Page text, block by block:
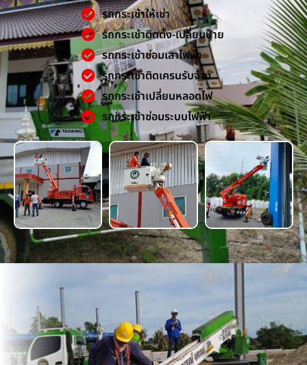
รถกระเช้าให้เช่า
รถกระเช้าติดตั้ง-เปลี่ยนป้าย
รถกระเช้าซ่อมเสาไฟฟ้า
รถกระเช้าติดเครนรับจ้าง
รถกระเช้าเปลี่ยนหลอดไฟ
รถกระเช้าซ่อมระบบไฟฟ้า